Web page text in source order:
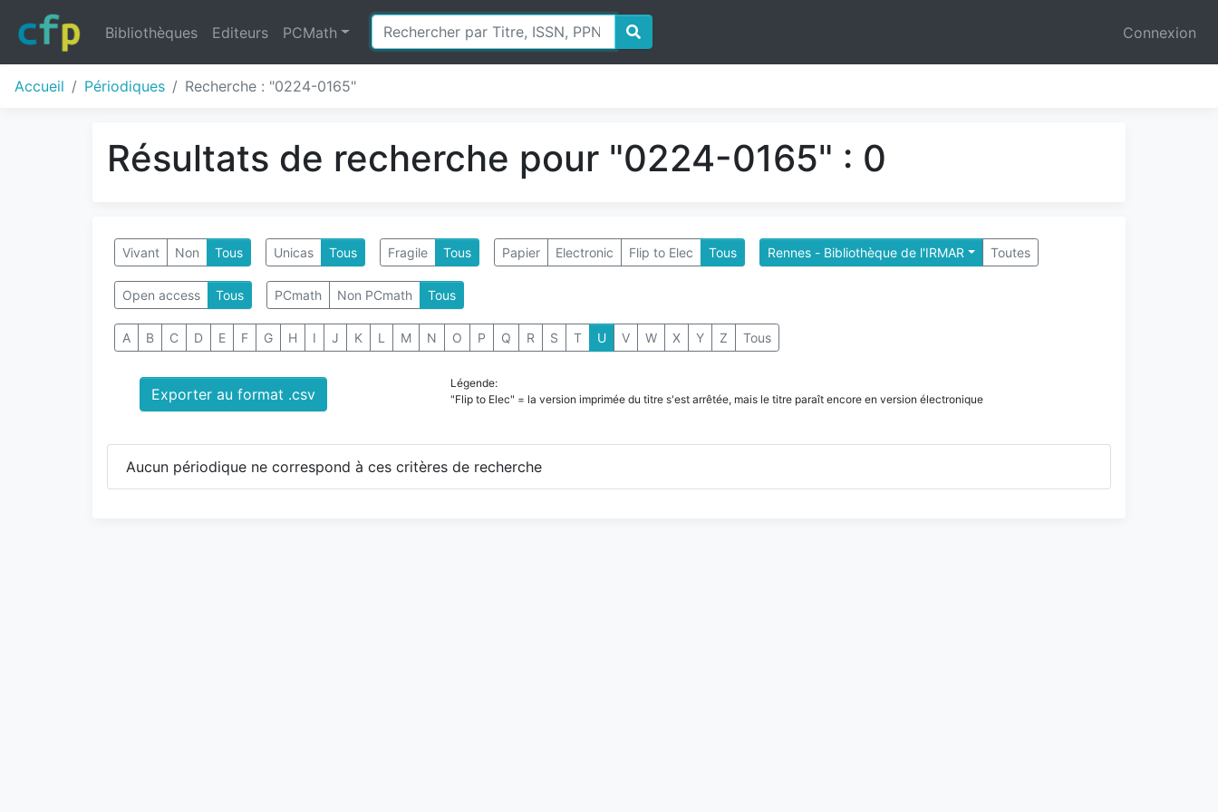
Bibliothèques Editeurs PCMath Connexion
Accueil Périodiques Recherche : "0224-0165"
Résultats de recherche pour "0224-0165" : 0
Vivant Non Tous Unicas Tous Fragile Tous Papier Electronic Flip to Elec Tous Rennes - Bibliothèque de l'IRMAR Toutes
Open access Tous PCmath Non PCmath Tous
A B C D E F G H I J K L M N O P Q R S T U V W X Y Z Tous
Exporter au format .csv
Légende:
"Flip to Elec" = la version imprimée du titre s'est arrêtée, mais le titre paraît encore en version électronique
Aucun périodique ne correspond à ces critères de recherche